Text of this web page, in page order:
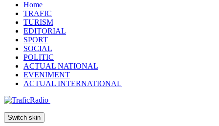
Home
TRAFIC
TURISM
EDITORIAL
SPORT
SOCIAL
POLITIC
ACTUAL NATIONAL
EVENIMENT
ACTUAL INTERNATIONAL
Switch skin